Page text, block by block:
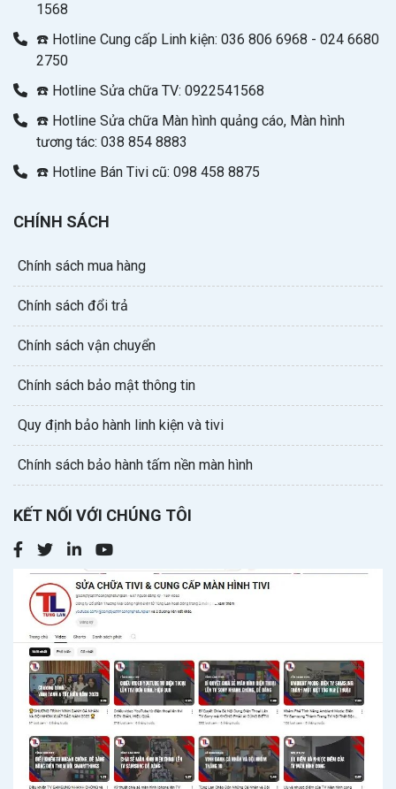
1568
☎️ Hotline Cung cấp Linh kiện: 036 806 6968 - 024 6680
2750
☎️ Hotline Sửa chữa TV: 0922541568
☎️ Hotline Sửa chữa Màn hình quảng cáo, Màn hình
tương tác: 038 854 8883
☎️ Hotline Bán Tivi cũ: 098 458 8875
CHÍNH SÁCH
Chính sách mua hàng
Chính sách đổi trả
Chính sách vận chuyển
Chính sách bảo mật thông tin
Quy định bảo hành linh kiện và tivi
Chính sách bảo hành tấm nền màn hình
KẾT NỐI VỚI CHÚNG TÔI